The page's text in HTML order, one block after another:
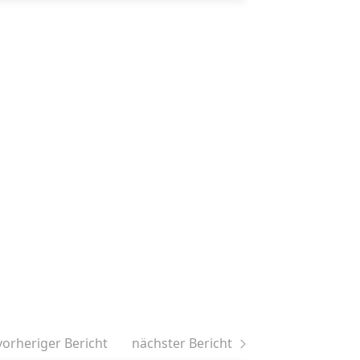
Bericht nächster Bericht